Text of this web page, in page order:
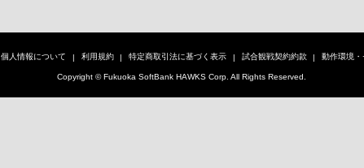
個人情報について 利用規約 特定商取引法に基づく表示 試合観戦契約約款 動作環境
Copyright © Fukuoka SoftBank HAWKS Corp. All Rights Reserved.